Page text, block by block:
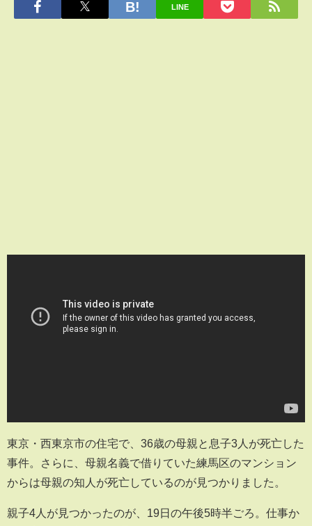
LINE
東京・西東京市の住宅で、36歳の母親と息子3人が死亡した
事件。さらに、母親名義で借りていた練馬区のマンション
からは母親の知人が死亡しているのが見つかりました。
親子4人が見つかったのが、19日の午後5時半ごろ。仕事か